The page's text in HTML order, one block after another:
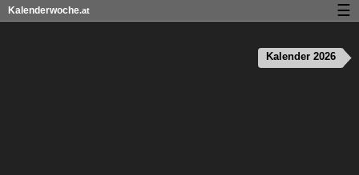
Kalender 2026
Kalenderwoche.at ☰